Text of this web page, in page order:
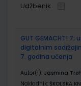
Udžbenik
GUT GEMACHT!
digitalnim
7. godina učenja
Autor(i): Jasmina
Nakladnik: ŠKOLSKA